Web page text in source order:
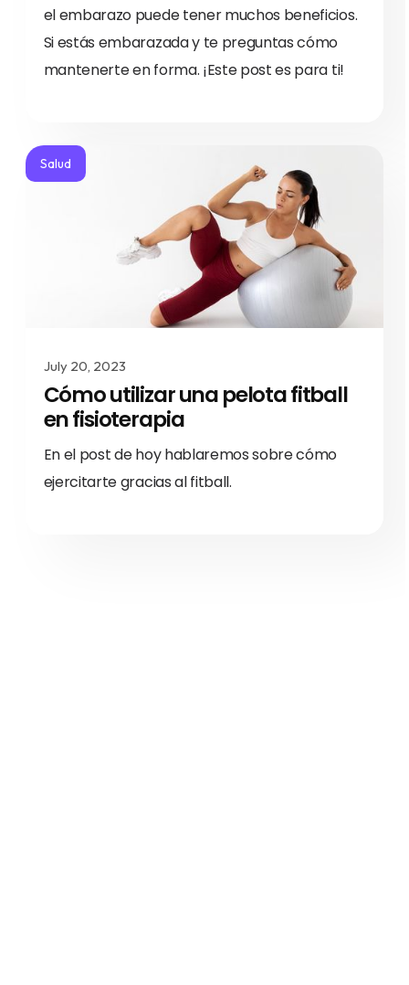
el embarazo puede tener muchos beneficios.
Si estás embarazada y te preguntas cómo
mantenerte en forma. ¡Este post es para ti!
Salud
July 20, 2023
Cómo utilizar una pelota fitball
en fisioterapia
En el post de hoy hablaremos sobre cómo
ejercitarte gracias al fitball.